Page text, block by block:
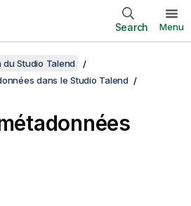
Search Menu
Studio Talend
dans le Studio Talend